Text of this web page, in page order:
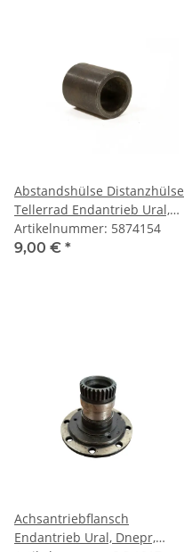
Abstandshülse Distanzhülse
Tellerrad Endantrieb Ural,
M72.
Artikelnummer: 5874154
9,00 € *
Achsantriebflansch
Endantrieb Ural, Dnepr,